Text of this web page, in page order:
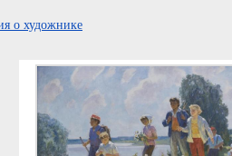
о художнике